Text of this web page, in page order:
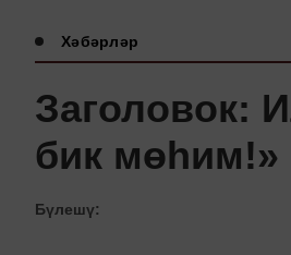
Хәбәрләр
Заголовок:
бик мөһим!»
Бүлешү: